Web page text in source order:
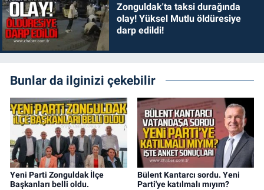
Zonguldak'ta taksi durağında
olay! Yüksel Mutlu öldüresiye
darp edildi!
Bunlar da ilginizi çekebilir
Yeni Parti Zonguldak İlçe
Başkanları belli oldu.
Bülent Kantarcı sordu. Yeni
Parti'ye katılmalı mıyım?